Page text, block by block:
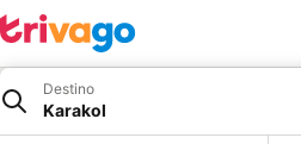
Destino
Karakol